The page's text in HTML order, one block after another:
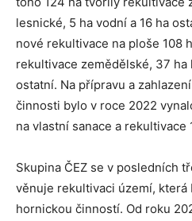
lesnické, 5 ha vodní a 16 ha
nové rekultivace na ploše 108
rekultivace zemědělské, 37 ha
ostatní. Na přípravu a
činnosti bylo v roce 2022
na vlastní sanace a rekultivace
Skupina ČEZ se v posledních
věnuje rekultivaci území,
hornickou činností. Od roku